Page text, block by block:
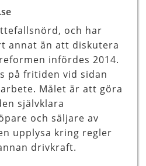
och har
annat än att diskutera
infördes 2014.
på fritiden vid sidan
Målet är att göra
självklara
och säljare av
upplysa kring regler
drivkraft.